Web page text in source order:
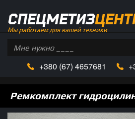
СПЕЦМЕТИЗ
Мы работаем для вашей техники
+380 (67) 4657681
Ремкомплект